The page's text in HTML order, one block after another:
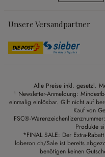
Unsere Versandpartner
Alle Preise inkl. gesetzl.
¹ Newsletter-Anmeldung:
einmalig einlösbar. Gilt nicht auf
Kauf von
FSC®-
Produkte
*FINAL SALE: Der Extra-
loberon.ch/Sale ist bereits
benötigen keinen